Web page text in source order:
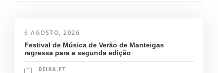
6 AGOSTO, 2026
Festival de Música de Verão de Manteigas
regressa para a segunda edição
BEIRA.PT